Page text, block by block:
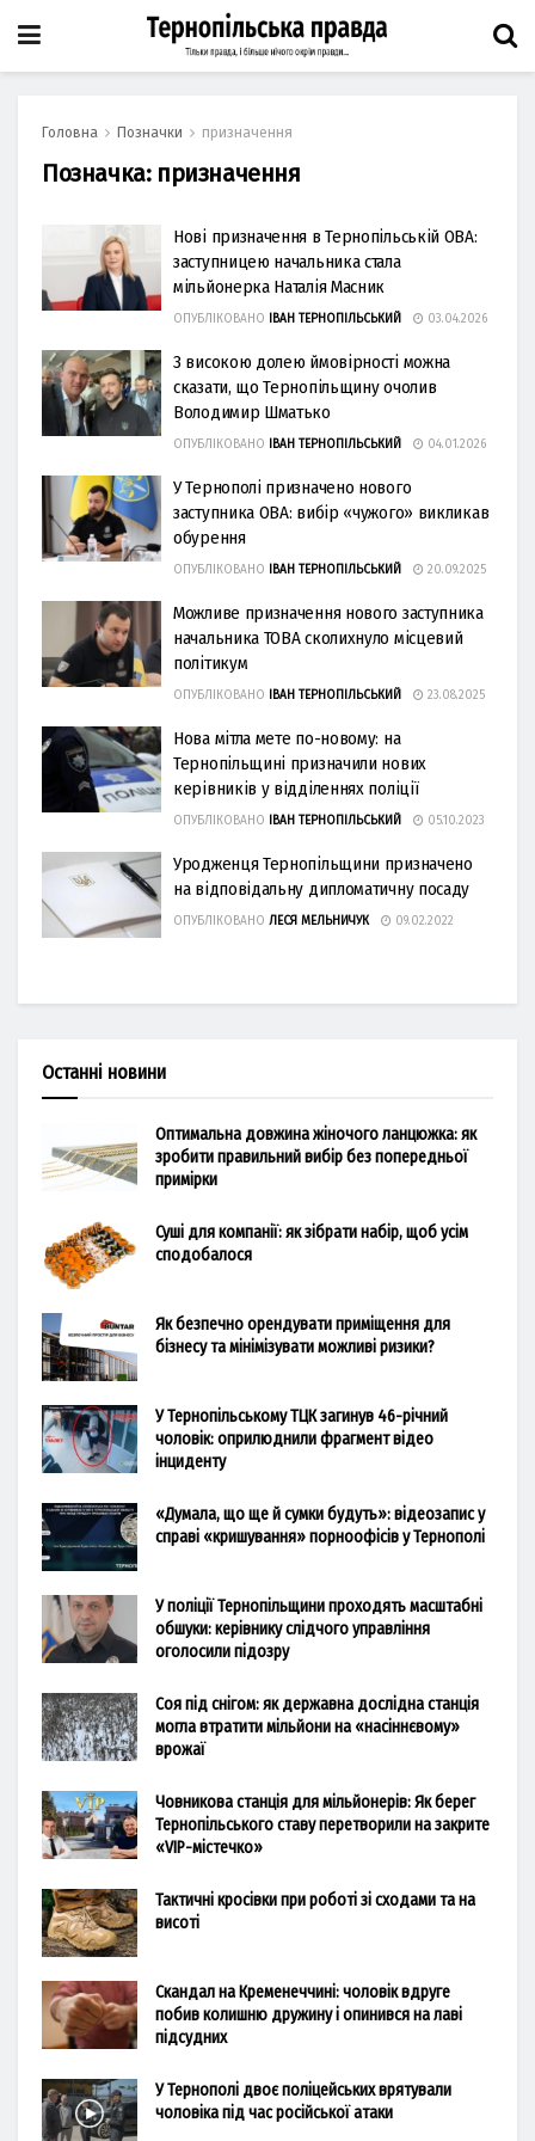
Головна Позначки призначення
Позначка: призначення
Нові призначення в Тернопільській ОВА:
заступницею начальника стала
мільйонерка Наталія Масник
ОПУБЛІКОВАНО ІВАН ТЕРНОПІЛЬСЬКИЙ 03.04.2026
З високою долею ймовірності можна
сказати, що Тернопільщину очолив
Володимир Шматько
ОПУБЛІКОВАНО ІВАН ТЕРНОПІЛЬСЬКИЙ 04.01.2026
У Тернополі призначено нового
заступника ОВА: вибір «чужого» викликав
обурення
ОПУБЛІКОВАНО ІВАН ТЕРНОПІЛЬСЬКИЙ 20.09.2025
Можливе призначення нового заступника
начальника ТОВА сколихнуло місцевий
політикум
ОПУБЛІКОВАНО ІВАН ТЕРНОПІЛЬСЬКИЙ 23.08.2025
Нова мітла мете по-новому: на
Тернопільщині призначили нових
керівників у відділеннях поліції
ОПУБЛІКОВАНО ІВАН ТЕРНОПІЛЬСЬКИЙ 05.10.2023
Уродженця Тернопільщини призначено
на відповідальну дипломатичну посаду
ОПУБЛІКОВАНО ЛЕСЯ МЕЛЬНИЧУК 09.02.2022
Останні новини
Оптимальна довжина жіночого ланцюжка: як
зробити правильний вибір без попередньої
примірки
Суші для компанії: як зібрати набір, щоб усім
сподобалося
Як безпечно орендувати приміщення для
бізнесу та мінімізувати можливі ризики?
У Тернопільському ТЦК загинув 46-річний
чоловік: оприлюднили фрагмент відео
інциденту
«Думала, що ще й сумки будуть»: відеозапис у
справі «кришування» порноофісів у Тернополі
У поліції Тернопільщини проходять масштабні
обшуки: керівнику слідчого управління
оголосили підозру
Соя під снігом: як державна дослідна станція
могла втратити мільйони на «насіннєвому»
врожаї
Човникова станція для мільйонерів: Як берег
Тернопільського ставу перетворили на закрите
«VIP-містечко»
Тактичні кросівки при роботі зі сходами та на
висоті
Скандал на Кременеччині: чоловік вдруге
побив колишню дружину і опинився на лаві
підсудних
У Тернополі двоє поліцейських врятували
чоловіка під час російської атаки